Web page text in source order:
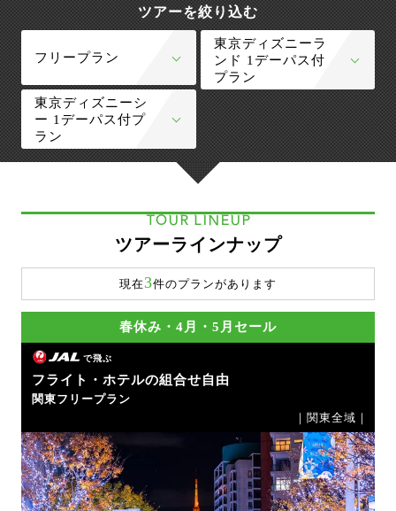
ツアーを絞り込む
フリープラン
東京ディズニーラ
ンド 1デーパス付
プラン
東京ディズニーシ
ー 1デーパス付プ
ラン
TOUR LINEUP
ツアーラインナップ
現在3件のプランがあります
春休み・4月・5月セール
で飛ぶ
フライト・ホテルの組合せ自由
関東フリープラン
｜関東全域｜